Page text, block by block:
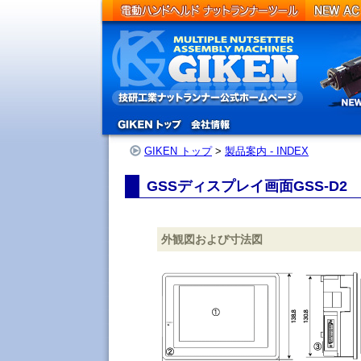
GIKEN トップ> 製品案内 - INDEX
GSSディスプレイ画面GSS-D2
外観図および寸法図